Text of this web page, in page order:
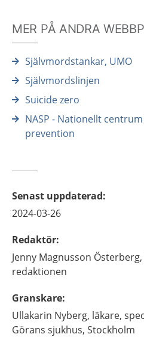
MER PÅ ANDRA
Självmordstankar, UMO
Självmordslinjen
Suicide zero
NASP - Nationellt
prevention
Senast uppdaterad:
2024-03-26
Redaktör:
Jenny Magnusson Österberg,
redaktionen
Granskare:
Ullakarin Nyberg, läkare,
Görans sjukhus, Stockholm